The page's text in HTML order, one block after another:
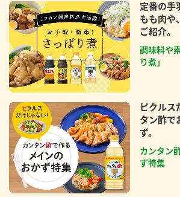
定番の手
もも肉や
ご紹介。
調味料や
り煮」
ピクルス
タン酢で
ず。
カンタン
ず特集